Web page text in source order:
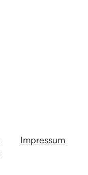
Impressum